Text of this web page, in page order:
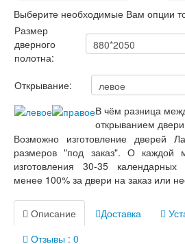
Выберите необходимые Вам опции
Размер
дверного
полотна:
Открывание:
В чём разница
открыванием
Возможно изготовление дверей
размеров "под заказ". О каждой
изготовления 30-35
менее 100% за двери на заказ или
Описание Доставка
Отзывы : 0